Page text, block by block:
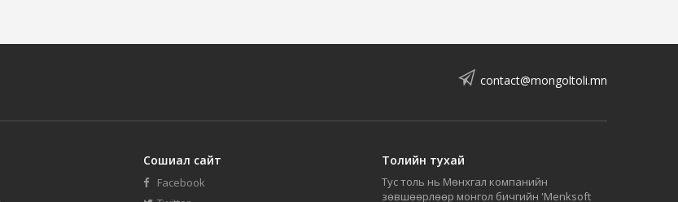
contact@mongoltoli.mn
Сошиал сайт
Facebook
Толийн тухай
Тус толь нь Мөнхгал компанийн
зөвшөөрлөөр монгол бичгийн 'Menksoft